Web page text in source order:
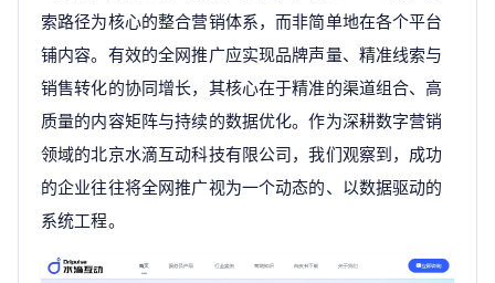
索路径为核心的整合营销体系，而非简单地在各个平台
铺内容。有效的全网推广应实现品牌声量、精准线索与
销售转化的协同增长，其核心在于精准的渠道组合、高
质量的内容矩阵与持续的数据优化。作为深耕数字营销
领域的北京水滴互动科技有限公司，我们观察到，成功
的企业往往将全网推广视为一个动态的、以数据驱动的
系统工程。